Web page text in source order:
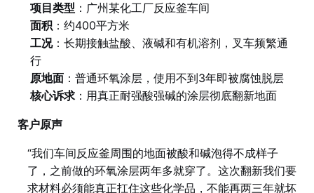
项目类型 ：广州某化工厂反应釜车间
面积：约400平方米
工况：长期接触盐酸、液碱和有机溶剂，叉车频繁通
行
原地面：普通环氧涂层，使用不到3年即被腐蚀脱层
核心诉求：用真正耐强酸强碱的涂层彻底翻新地面
客户原声
“我们车间反应釜周围的地面被酸和碱泡得不成样子
了，之前做的环氧涂层两年多就穿了。这次翻新我们要
求材料必须能真正扛住这些化学品，不能再两三年就坏